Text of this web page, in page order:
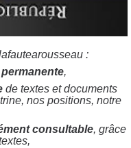
:
,
de textes et documents
nos positions, notre
consultable, grâce